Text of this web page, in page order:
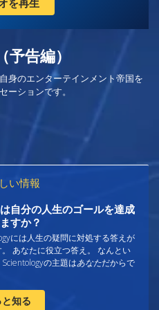
告編）
身のエンターテインメント帝国を
ーションです。
い情報
自分の人生のゴールを達成
すか？
には人生の疑問に対処する答えが
あなたに役立つ答え。 なんとい
の主題はあなただからで
と知る